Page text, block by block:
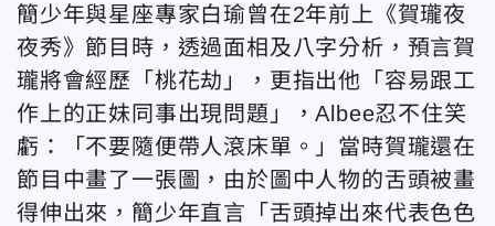
簡少年與星座專家白瑜曾在2年前上《賀瓏夜
夜秀》節目時，透過面相及八字分析，預言賀
瓏將會經歷「桃花劫」，更指出他「容易跟工
作上的正妹同事出現問題」，Albee忍不住笑
虧：「不要隨便帶人滾床單。 」 當時賀瓏還在
節目中畫了一張圖，由於圖中人物的舌頭被畫
得伸出來，簡少年直言「舌頭掉出來代表色色